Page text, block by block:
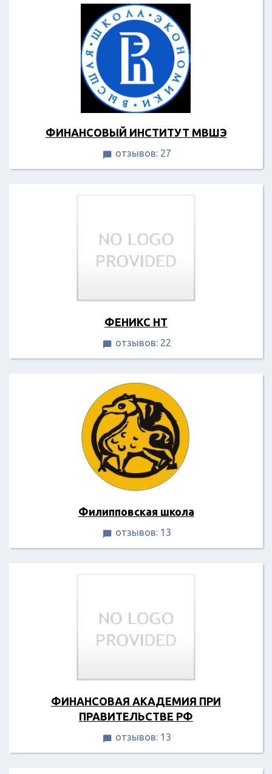
ФИНАНСОВЫЙ ИНСТИТУТ МВШЭ
 отзывов: 27
ФЕНИКС НТ
 отзывов: 22
Филипповская школа
 отзывов: 13
ФИНАНСОВАЯ АКАДЕМИЯ ПРИ
ПРАВИТЕЛЬСТВЕ РФ
 отзывов: 13